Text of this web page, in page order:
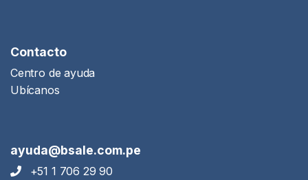
Contacto
Centro de ayuda
Ubícanos
ayuda@bsale.com.pe
+51 1 706 29 90